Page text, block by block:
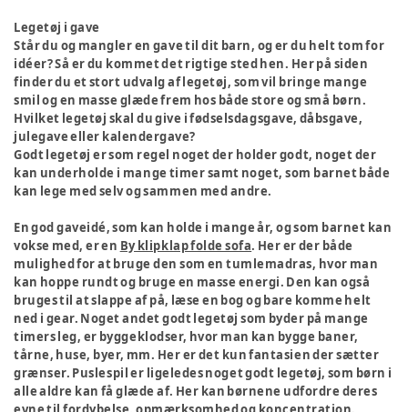
Legetøj i gave
Står du og mangler en gave til dit barn, og er du helt tom for
idéer? Så er du kommet det rigtige sted hen. Her på siden
finder du et stort udvalg af legetøj, som vil bringe mange
smil og en masse glæde frem hos både store og små børn.
Hvilket legetøj skal du give i fødselsdagsgave, dåbsgave,
julegave eller kalendergave?
Godt legetøj er som regel noget der holder godt, noget der
kan underholde i mange timer samt noget, som barnet både
kan lege med selv og sammen med andre.
En god gaveidé, som kan holde i mange år, og som barnet kan
vokse med, er en By klipklap folde sofa. Her er der både
mulighed for at bruge den som en tumlemadras, hvor man
kan hoppe rundt og bruge en masse energi. Den kan også
bruges til at slappe af på, læse en bog og bare komme helt
ned i gear. Noget andet godt legetøj som byder på mange
timers leg, er byggeklodser, hvor man kan bygge baner,
tårne, huse, byer, mm. Her er det kun fantasien der sætter
grænser. Puslespil er ligeledes noget godt legetøj, som børn i
alle aldre kan få glæde af. Her kan børnene udfordre deres